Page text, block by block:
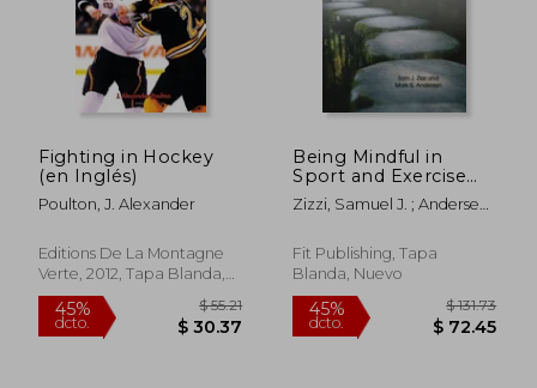
Fighting in Hockey
(en Inglés)
Poulton, J. Alexander
Editions De La Montagne
Verte, 2012, Tapa Blanda,
Nuevo
Being Mindful in
Sport and Exercise
Psychology:
Pathways for
Students (en Inglés)
Zizzi, Samuel J. ; Andersen,
Fit Publishing, Tapa
Blanda, Nuevo